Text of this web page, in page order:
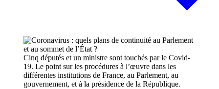
Cinq députés et un ministre sont touchés par le Covid-
19. Le point sur les procédures à l’œuvre dans les
différentes institutions de France, au Parlement, au
gouvernement, et à la présidence de la République.